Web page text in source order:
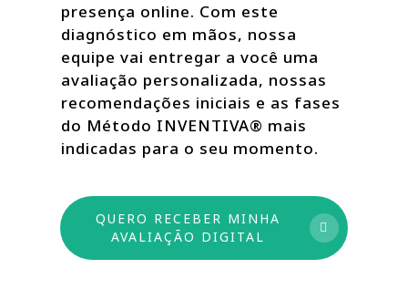
presença online. Com este
diagnóstico em mãos, nossa
equipe vai entregar a você uma
avaliação personalizada, nossas
recomendações iniciais e as fases
do Método INVENTIVA® mais
indicadas para o seu momento.
QUERO RECEBER MINHA
AVALIAÇÃO DIGITAL